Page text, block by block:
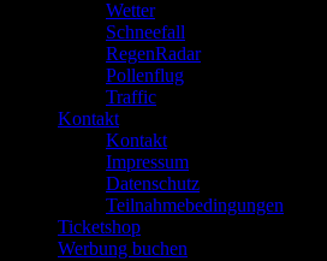
Wetter
Schneefall
RegenRadar
Pollenflug
Traffic
Kontakt
Kontakt
Impressum
Datenschutz
Teilnahmebedingungen
Ticketshop
Werbung buchen